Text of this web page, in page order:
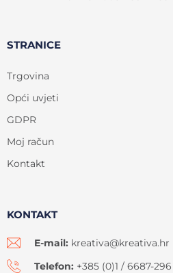
STRANICE
Trgovina
Opći uvjeti
GDPR
Moj račun
Kontakt
KONTAKT
E-mail: kreativa@kreativa.hr
Telefon: +385 (0)1 / 6687-296